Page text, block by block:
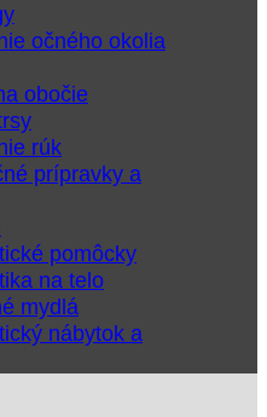
očného okolia
obočie
rúk
prípravky a
pomôcky
na telo
mydlá
nábytok a